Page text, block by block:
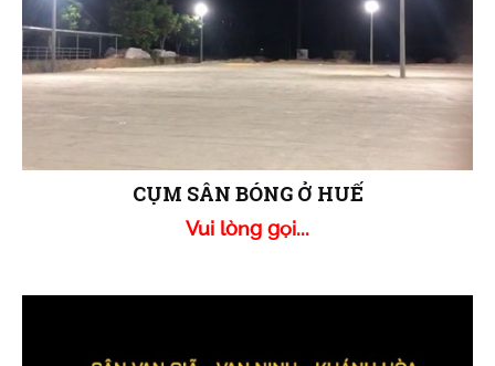
CỤM SÂN BÓNG Ở HUẾ
Vui lòng gọi...